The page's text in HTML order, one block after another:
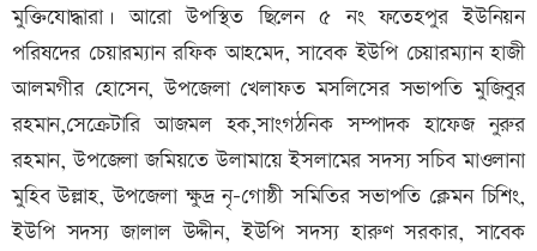
মুক্তিযোদ্ধারা। আরো উপস্থিত ছিলেন ৫ নং ফতেহপুর ইউনিয়ন
পরিষদের চেয়ারম্যান রফিক আহমেদ, সাবেক ইউপি চেয়ারম্যান হাজী
আলমগীর হোসেন, উপজেলা খেলাফত মসলিসের সভাপতি মুজিবুর
রহমান,সেক্রেটারি আজমল হক,সাংগঠনিক সম্পাদক হাফেজ নুরুর
রহমান, উপজেলা জমিয়তে উলামায়ে ইসলামের সদস্য সচিব মাওলানা
মুহিব উল্লাহ, উপজেলা ক্ষুদ্র নৃ-গোষ্ঠী সমিতির সভাপতি ক্লেমন চিশিং,
ইউপি সদস্য জালাল উদ্দীন, ইউপি সদস্য হারুণ সরকার, সাবেক